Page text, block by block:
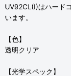
UV92CL(I)はハード
います。
【色】
透明クリア
【光学スペック】